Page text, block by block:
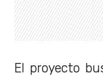
El proyecto